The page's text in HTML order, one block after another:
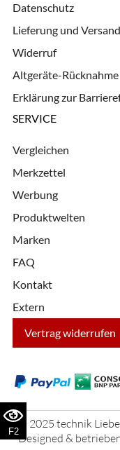
F2
Datenschutz
Lieferung und Versand
Widerruf
Altgeräte-Rücknahme
Erklärung zur
SERVICE
Vergleichen
Merkzettel
Werbung
Produktwelten
Marken
FAQ
Kontakt
Extern
Vertrag widerrufen
© 2025 technik
Designed &